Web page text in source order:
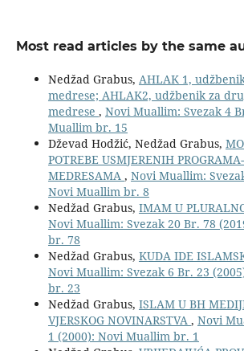
Most read articles by the same
Nedžad Grabus, AHLAK 1,
medrese; AHLAK2, udžbenik za
medrese , Novi Muallim: Svezak 4
Muallim br. 15
Dževad Hodžić, Nedžad Grabus,
POTREBE USMJERENIH
MEDRESAMA , Novi Muallim:
Novi Muallim br. 8
Nedžad Grabus, IMAM U
Novi Muallim: Svezak 20 Br. 78
br. 78
Nedžad Grabus, KUDA IDE
Novi Muallim: Svezak 6 Br. 23
br. 23
Nedžad Grabus, ISLAM U BH
VJERSKOG NOVINARSTVA , Novi
1 (2000): Novi Muallim br. 1